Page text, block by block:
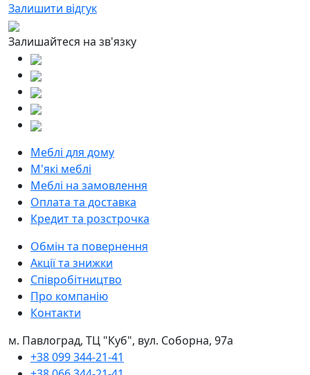
Залишити відгук
Залишайтеся на зв'язку
Меблі для дому
М'які меблі
Меблі на замовлення
Оплата та доставка
Кредит та розстрочка
Обмін та повернення
Акції та знижки
Співробітництво
Про компанію
Контакти
м. Павлоград, ТЦ "Куб", вул. Соборна, 97а
+38 099 344-21-41